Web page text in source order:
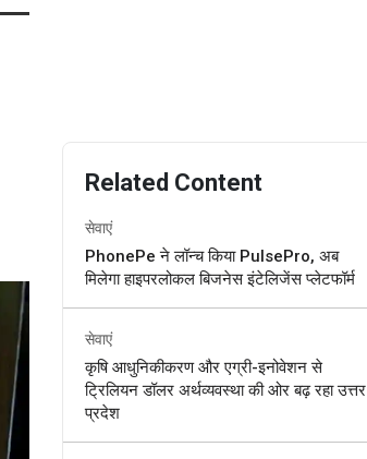
Related Content
सेवाएं
PhonePe ने लॉन्च किया PulsePro, अब
मिलेगा हाइपरलोकल बिजनेस इंटेलिजेंस प्लेटफॉर्म
सेवाएं
कृषि आधुनिकीकरण और एग्री-इनोवेशन से
ट्रिलियन डॉलर अर्थव्यवस्था की ओर बढ़ रहा उत्तर
प्रदेश